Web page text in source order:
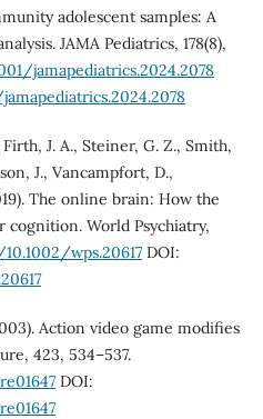
adolescent samples: A
JAMA Pediatrics, 178(8),
jamapediatrics.2024.2078
J. A., Steiner, G. Z., Smith,
J., Vancampfort, D.,
The online brain: How the
World Psychiatry,
wps.20617DOI:
Action video game modifies
423, 534–537.
DOI: